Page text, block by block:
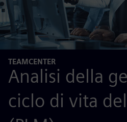
TEAMCENTER
Analisi della
ciclo di vita